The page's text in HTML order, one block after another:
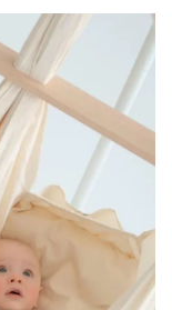
chất, sữa còn hỗ
thanh chứa lượng
và Photpho vừa
khỏe từ bên trong
ở trẻ. Ngoài ra,
và acid linoleic,... là
phát triển về mặt trí
của trẻ.
Sữa Meiji HP vinh
mà thay
giúp chăm sóc
các bệnh về hệ